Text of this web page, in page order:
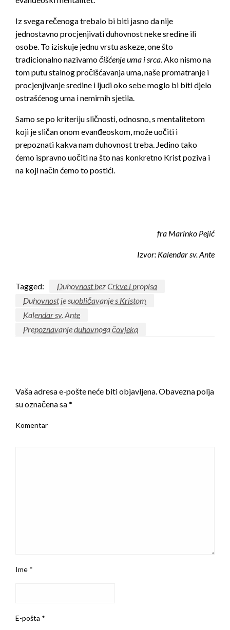
Iz svega rečenoga trebalo bi biti jasno da nije
jednostavno procjenjivati duhovnost neke sredine ili
osobe. To iziskuje jednu vrstu askeze, one što
tradicionalno nazivamočišćenje uma i srca . Ako nismo na
tom putu stalnog pročišćavanja uma, naše promatranje i
procjenjivanje sredine i ljudi oko sebe moglo bi biti djelo
ostrašćenog uma i nemirnih sjetila.
Samo se po kriteriju sličnosti, odnosno, s mentalitetom
koji je sličan onom evanđeoskom, može uočiti i
prepoznati kakva nam duhovnost treba. Jedino tako
ćemo ispravno uočiti na što nas konkretno Krist poziva i
na koji način ćemo to postići.
fra Marinko Pejić
Izvor: Kalendar sv. Ante
Tagged:
Duhovnost bez Crkve i propisa
Duhovnost je suobličavanje s Kristom
Kalendar sv. Ante
Prepoznavanje duhovnoga čovjeka
Vaša adresa e-pošte neće biti objavljena.Obavezna polja
su označena sa*
Komentar
Ime *
E-pošta *